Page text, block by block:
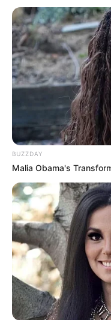
BUZZDAY
Malia Obama's